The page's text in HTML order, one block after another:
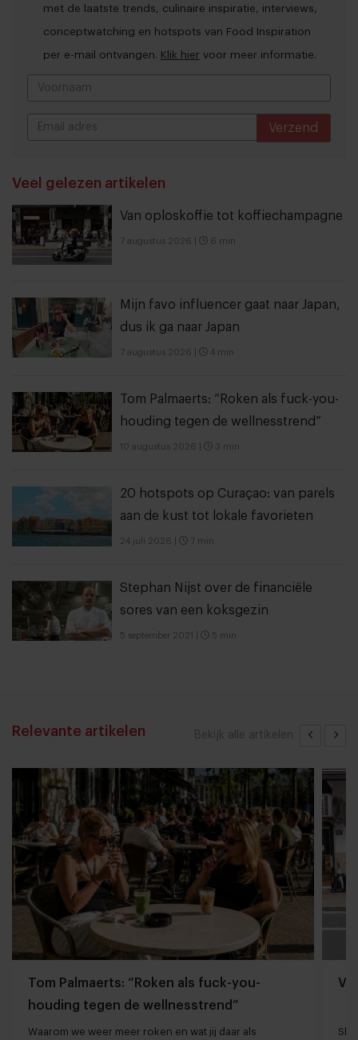
met de laatste trends, culinaire inspiratie, interviews,
conceptwatching en hotspots van Food Inspiration
per e-mail ontvangen. Klik hier voor meer informatie.
Verzend
Veel gelezen artikelen
Van oploskoffie tot koffiechampagne
7 augustus 2026 6 min
Mijn favo influencer gaat naar Japan,
dus ik ga naar Japan
7 augustus 2026 4 min
Tom Palmaerts: “Roken als fuck-you-
houding tegen de wellnesstrend”
10 augustus 2026 3 min
20 hotspots op Curaçao: van parels
aan de kust tot lokale favorieten
24 juli 2026 7 min
Stephan Nijst over de financiële
sores van een koksgezin
5 september 2021 5 min
Bekijk alle artikelen
Relevante artikelen
Tom Palmaerts: “Roken als fuck-you-
houding tegen de wellnesstrend”
Waarom we weer meer roken en wat jij daar als